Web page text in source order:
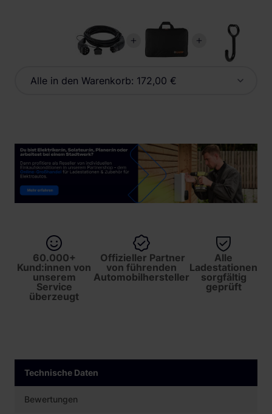
Alle in den Warenkorb: 172,00 €
60.000+
Kund:innen von
unserem
Service
überzeugt
Offizieller Partner
von führenden
Automobilhersteller
Alle
Ladestationen
sorgfältig
geprüft
Technische Daten
Bewertungen